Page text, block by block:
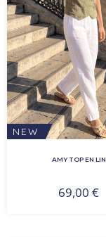
NEW
AMY TOP EN LIN
69,00 €